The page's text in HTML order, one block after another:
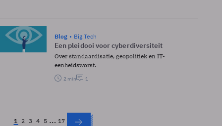
Blog Big Tech
Een pleidooi voor cyberdiversiteit
Over standaardisatie, geopolitiek en IT-
eenheidsworst.
2 min 1
1 2 3 4 5 … 17